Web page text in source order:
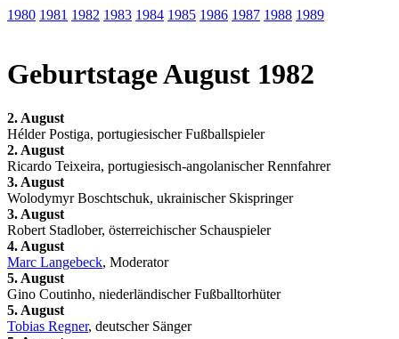
1980 1981 1982 1983 1984 1985 1986 1987 1988 1989
Geburtstage August 1982
2. August
Hélder Postiga, portugiesischer Fußballspieler
2. August
Ricardo Teixeira, portugiesisch-angolanischer Rennfahrer
3. August
Wolodymyr Boschtschuk, ukrainischer Skispringer
3. August
Robert Stadlober, österreichischer Schauspieler
4. August
Marc Langebeck, Moderator
5. August
Gino Coutinho, niederländischer Fußballtorhüter
5. August
Tobias Regner, deutscher Sänger